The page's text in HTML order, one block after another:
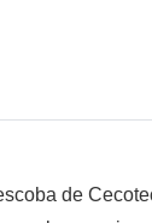
de